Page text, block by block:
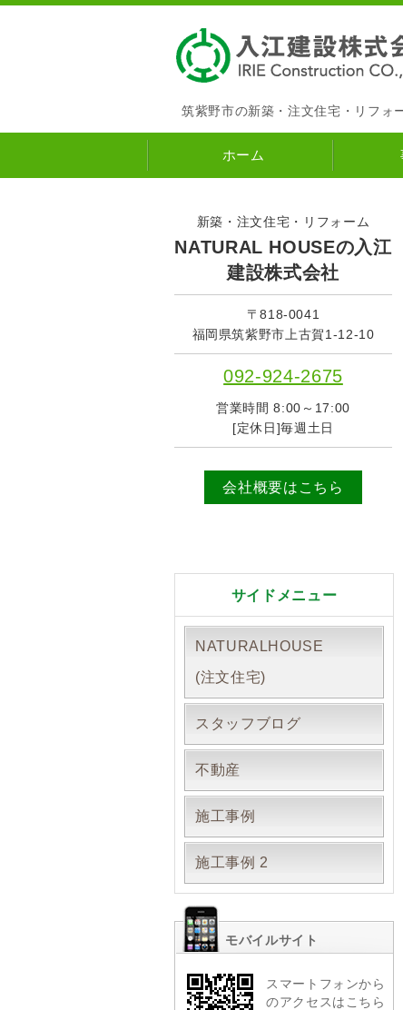
筑紫野市の新築・注文住宅・リフォ
ホーム
新築・注文住宅・リフォーム
NATURAL HOUSEの入江
建設株式会社
〒818-0041
福岡県筑紫野市上古賀1-12-10
092-924-2675
営業時間 8:00～17:00
[定休日]毎週土日
会社概要はこちら
サイドメニュー
NATURALHOUSE
(注文住宅)
スタッフブログ
不動産
施工事例
施工事例 2
モバイルサイト
スマートフォンから
のアクセスはこちら